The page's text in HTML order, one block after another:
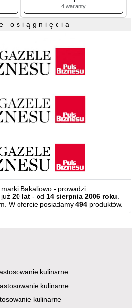
4 warianty
osiągnięcia
marki Bakaliowo - prowadzi
już20 lat - od 14 sierpnia 2006 roku
W ofercie posiadamy494 produktów.
kulinarne
kulinarne
kulinarne